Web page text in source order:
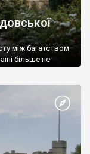
між багатством
більше не